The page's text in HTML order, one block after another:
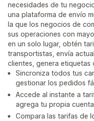
necesidades de tu
una plataforma de envío
la que los negocios de
sus operaciones con
en un solo lugar, obtén
transportistas, envía
clientes, genera etiquetas
Sincroniza todos tus
gestionar los pedidos
Accede al instante a
agrega tu propia
Compara las tarifas de